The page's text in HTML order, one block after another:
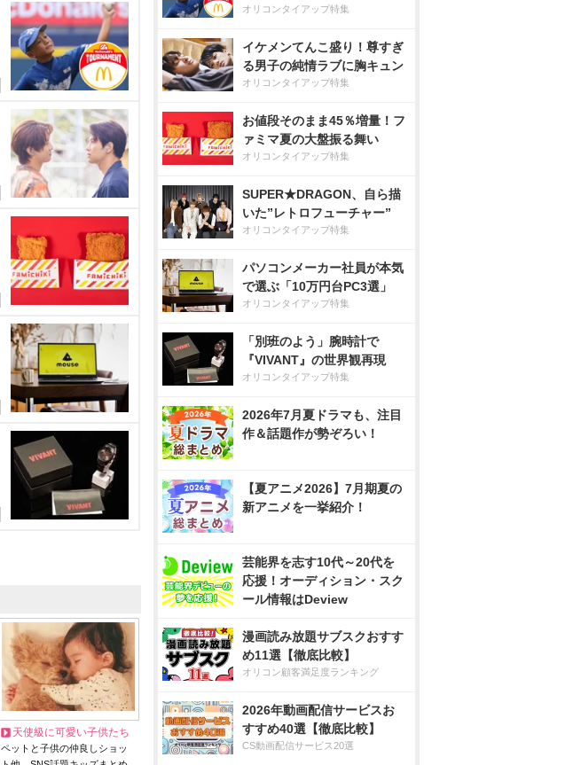
天使級に可愛い子供たち
ペットと子供の仲良しショッ
オリコンタイアップ特集
イケメンてんこ盛り！尊すぎ
る男子の純情ラブに胸キュン
オリコンタイアップ特集
お値段そのまま45％増量！フ
ァミマ夏の大盤振る舞い
オリコンタイアップ特集
SUPER★DRAGON、自ら描
いた”レトロフューチャー”
オリコンタイアップ特集
パソコンメーカー社員が本気
で選ぶ「10万円台PC3選」
オリコンタイアップ特集
「別班のよう」腕時計で
『VIVANT』の世界観再現
オリコンタイアップ特集
2026年7月夏ドラマも、注目
作＆話題作が勢ぞろい！
【夏アニメ2026】7月期夏の
新アニメを一挙紹介！
芸能界を志す10代～20代を
応援！オーディション・スク
ール情報はDeview
漫画読み放題サブスクおすす
め11選【徹底比較】
オリコン顧客満足度ランキング
2026年動画配信サービスお
すすめ40選【徹底比較】
CS動画配信サービス20選